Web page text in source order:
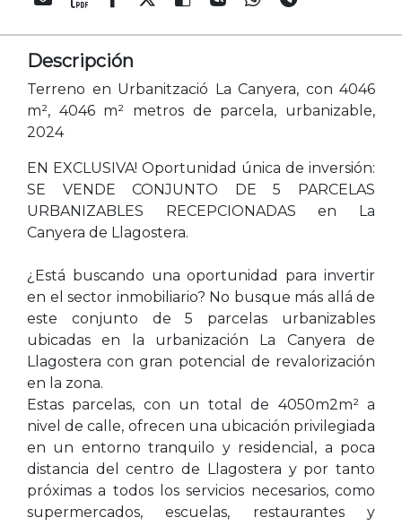
Descripción
Terreno en Urbanització La Canyera, con 4046
m², 4046 m² metros de parcela, urbanizable,
2024
EN EXCLUSIVA! Oportunidad única de inversión:
SE VENDE CONJUNTO DE 5 PARCELAS
URBANIZABLES RECEPCIONADAS en La
Canyera de Llagostera.
¿Está buscando una oportunidad para invertir
en el sector inmobiliario? No busque más allá de
este conjunto de 5 parcelas urbanizables
ubicadas en la urbanización La Canyera de
Llagostera con gran potencial de revalorización
en la zona.
Estas parcelas, con un total de 4050m2m² a
nivel de calle, ofrecen una ubicación privilegiada
en un entorno tranquilo y residencial, a poca
distancia del centro de Llagostera y por tanto
próximas a todos los servicios necesarios, como
supermercados, escuelas, restaurantes y